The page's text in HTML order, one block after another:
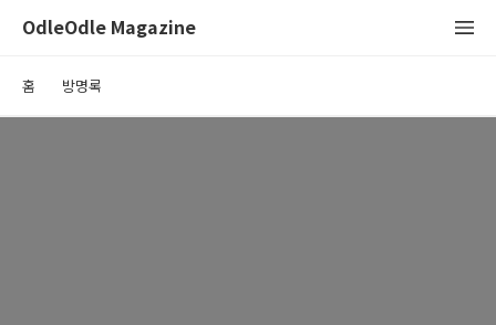
OdleOdle Magazine
홈 방명록